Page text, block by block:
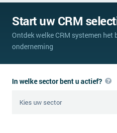
Start uw CRM
Ontdek welke CRM systemen het
onderneming
In welke sector bent u actief?